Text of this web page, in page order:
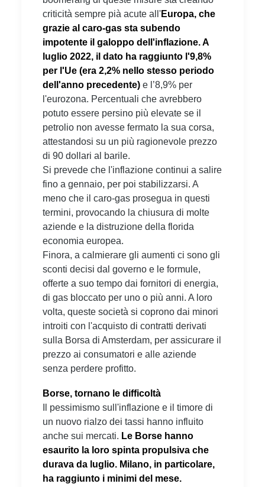
criticità sempre pià acute all'Europa, che
grazie al caro-gas sta subendo
impotente il galoppo dell'inflazione. A
luglio 2022, il dato ha raggiunto l'9,8%
per l'Ue (era 2,2% nello stesso periodo
dell'anno precedente) e l’8,9% per
l'eurozona. Percentuali che avrebbero
potuto essere persino più elevate se il
petrolio non avesse fermato la sua corsa,
attestandosi su un più ragionevole prezzo
di 90 dollari al barile.
Si prevede che l'inflazione continui a salire
fino a gennaio, per poi stabilizzarsi. A
meno che il caro-gas prosegua in questi
termini, provocando la chiusura di molte
aziende e la distruzione della florida
economia europea.
Finora, a calmierare gli aumenti ci sono gli
sconti decisi dal governo e le formule,
offerte a suo tempo dai fornitori di energia,
di gas bloccato per uno o più anni. A loro
volta, queste società si coprono dai minori
introiti con l'acquisto di contratti derivati
sulla Borsa di Amsterdam, per assicurare il
prezzo ai consumatori e alle aziende
senza perdere profitto.
Borse, tornano le difficoltà
Il pessimismo sull'inflazione e il timore di
un nuovo rialzo dei tassi hanno influito
anche sui mercati. Le Borse hanno
esaurito la loro spinta propulsiva che
durava da luglio. Milano, in particolare,
ha raggiunto i minimi del mese.